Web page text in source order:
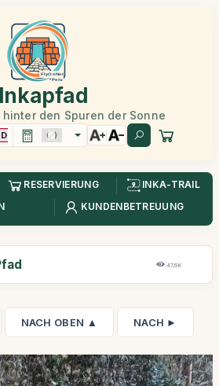
Inkapfad
hinter den Spuren der Sonne
RESERVIERUNG
INKA-TRAIL
KUNDENBETREUUNG
47,6K
NACH OBEN ▲ NACH ►